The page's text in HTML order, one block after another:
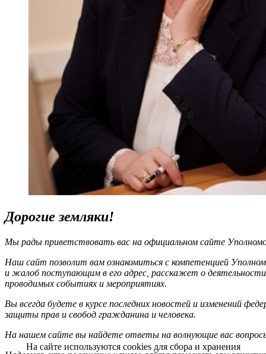
Дорогие земляки!
Мы рады приветствовать вас на официальном сайте
Наш сайт позволит вам ознакомиться с компетенцией
и жалоб поступающим в его адрес, расскажет о
проводимых событиях и мероприятиях.
Вы всегда будете в курсе последних новостей и изменений
защиты прав и свобод гражданина и человека.
На нашем сайте вы найдете ответы на волнующие вас
На сайте используются cookies для сбора и хранения